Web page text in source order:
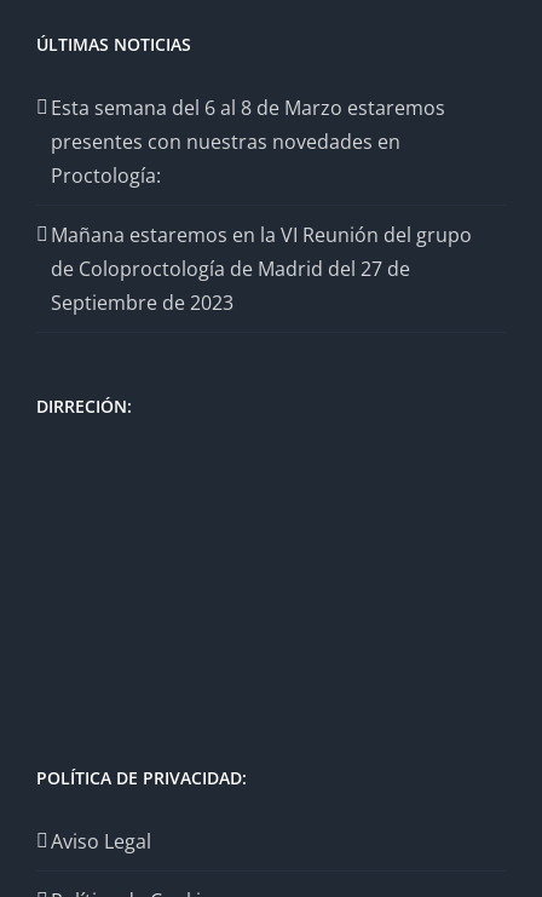
ÚLTIMAS NOTICIAS
Esta semana del 6 al 8 de Marzo estaremos
presentes con nuestras novedades en
Proctología:
Mañana estaremos en la VI Reunión del grupo
de Coloproctología de Madrid del 27 de
Septiembre de 2023
DIRRECIÓN:
POLÍTICA DE PRIVACIDAD:
Aviso Legal